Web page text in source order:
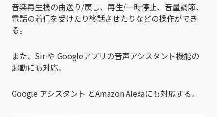
音楽再生機の曲送り/戻し、再生/一時停止、音量調節、
電話の着信を受けたり終話させたりなどの操作ができ
る。
また、Siriや Googleアプリの音声アシスタント機能の
起動にも対応。
Google アシスタント とAmazon Alexaにも対応する。